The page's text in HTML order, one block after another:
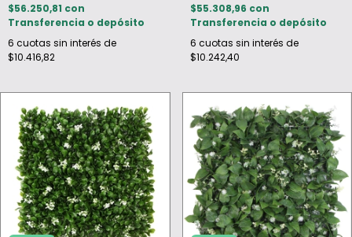
$56.250,81 con
Transferencia o depósito
6 cuotas sin interés de
$10.416,82
$55.308,96 con
Transferencia o depósito
6 cuotas sin interés de
$10.242,40